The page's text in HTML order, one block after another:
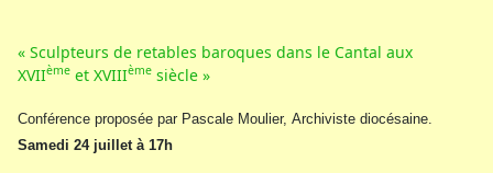
« Sculpteurs de retables baroques dans le Cantal aux
XVIIème et XVIIIème siècle »
Conférence proposée par Pascale Moulier, Archiviste diocésaine.
Samedi 24 juillet à 17h